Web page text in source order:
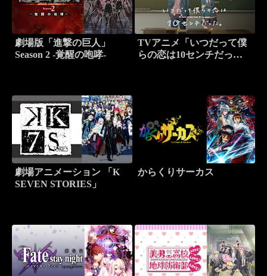
劇場版「進撃の巨人」
Season 2 -覚醒の咆哮-
TVアニメ「いつだって僕
らの恋は10センチだっ
劇場アニメーション 「K
SEVEN STORIES」
からくりサーカス